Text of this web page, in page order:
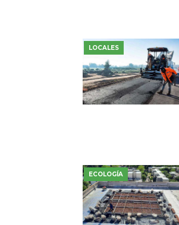
LOCALES
ECOLOGÍA